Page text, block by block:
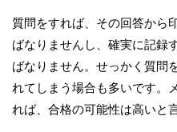
質問をすれば、その回答から
ばなりませんし、確実に記録
ばなりません。せっかく質問
れてしまう場合も多いです。
れば、合格の可能性は高いと